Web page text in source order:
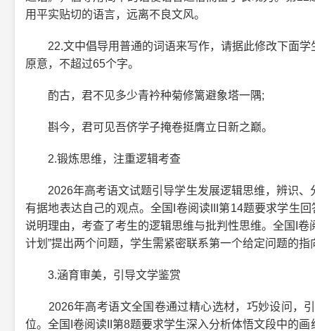
用平实贴切的语言，远离不良文风。
22.文中倡导用普通的词语来写作，请据此修改下面学
原意，不超过65个字。
酌古，君不见多少青衿种菊修篱避象塔一隅;
斟今，君可见吾侪学子掩卷挺膺立日新之巅。
2.锻炼思维，注重逻辑考查
2026年高考语文试题引导学生发展逻辑思维，辨识、
有据地表达自己的观点。全国I卷阅读III第14题要求学生
说明理由，考查了考生的逻辑思维与批判性思维。全国I
计划”提出两个问题，学生需紧密联系第一个给定问题的
3.涵育审美，引导文学鉴赏
2026年高考语文全国卷通过精心选材，巧妙设问，
位。全国I卷阅读II第8题要求学生深入分析体悟文段中的